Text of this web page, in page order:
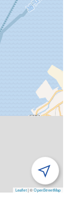
Leaflet |©OpenStreetMap